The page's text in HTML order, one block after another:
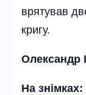
врятував
кригу.
Олександр
На знімках: